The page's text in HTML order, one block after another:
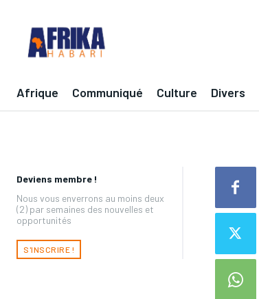
Afrique Communiqué Culture Divers
Deviens membre !
Nous vous enverrons au moins deux
(2) par semaines des nouvelles et
opportunités
S'INSCRIRE !